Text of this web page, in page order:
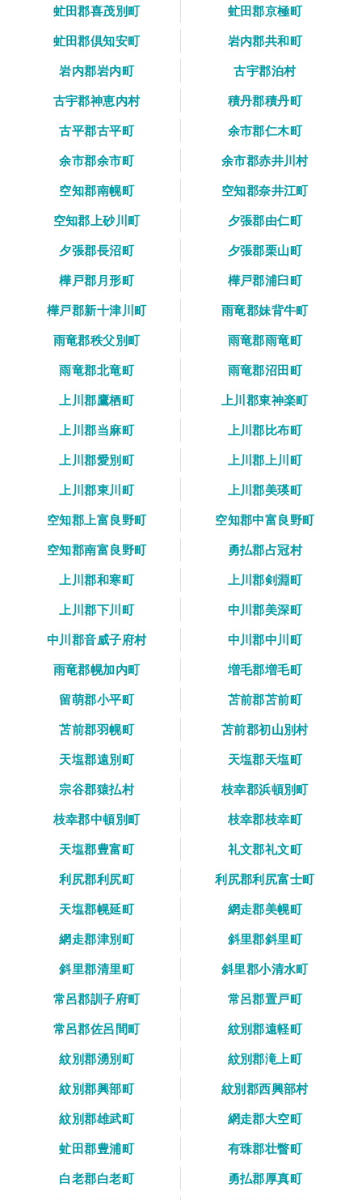
虻田郡喜茂別町
虻田郡京極町
虻田郡倶知安町
岩内郡共和町
岩内郡岩内町
古宇郡泊村
古宇郡神恵内村
積丹郡積丹町
古平郡古平町
余市郡仁木町
余市郡余市町
余市郡赤井川村
空知郡南幌町
空知郡奈井江町
空知郡上砂川町
夕張郡由仁町
夕張郡長沼町
夕張郡栗山町
樺戸郡月形町
樺戸郡浦臼町
樺戸郡新十津川町
雨竜郡妹背牛町
雨竜郡秩父別町
雨竜郡雨竜町
雨竜郡北竜町
雨竜郡沼田町
上川郡鷹栖町
上川郡東神楽町
上川郡当麻町
上川郡比布町
上川郡愛別町
上川郡上川町
上川郡東川町
上川郡美瑛町
空知郡上富良野町
空知郡中富良野町
空知郡南富良野町
勇払郡占冠村
上川郡和寒町
上川郡剣淵町
上川郡下川町
中川郡美深町
中川郡音威子府村
中川郡中川町
雨竜郡幌加内町
増毛郡増毛町
留萌郡小平町
苫前郡苫前町
苫前郡羽幌町
苫前郡初山別村
天塩郡遠別町
天塩郡天塩町
宗谷郡猿払村
枝幸郡浜頓別町
枝幸郡中頓別町
枝幸郡枝幸町
天塩郡豊富町
礼文郡礼文町
利尻郡利尻町
利尻郡利尻富士町
天塩郡幌延町
網走郡美幌町
網走郡津別町
斜里郡斜里町
斜里郡清里町
斜里郡小清水町
常呂郡訓子府町
常呂郡置戸町
常呂郡佐呂間町
紋別郡遠軽町
紋別郡湧別町
紋別郡滝上町
紋別郡興部町
紋別郡西興部村
紋別郡雄武町
網走郡大空町
虻田郡豊浦町
有珠郡壮瞥町
白老郡白老町
勇払郡厚真町